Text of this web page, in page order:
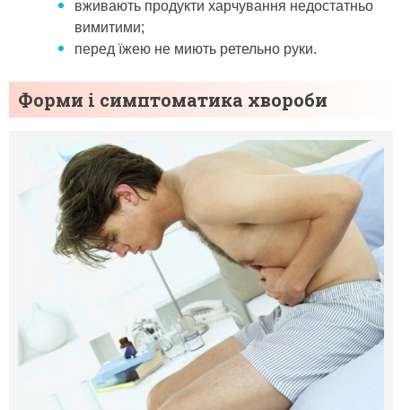
вживають продукти харчування недостатньо
вимитими;
перед їжею не миють ретельно руки.
Форми і симптоматика хвороби